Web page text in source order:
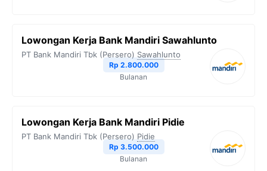
Lowongan Kerja Bank Mandiri Sawahlunto
PT Bank Mandiri Tbk (Persero) Sawahlunto
Rp 2.800.000
Bulanan
Lowongan Kerja Bank Mandiri Pidie
PT Bank Mandiri Tbk (Persero) Pidie
Rp 3.500.000
Bulanan